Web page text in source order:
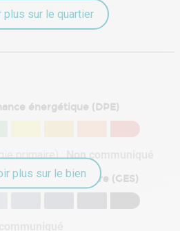
plus sur le quartier
énergétique (DPE)
primaire) :Non communiqué
gaz à effet de serre (GES)
plus sur le bien